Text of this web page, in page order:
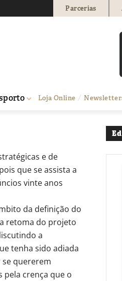
Parcerias
Loja Online
e de
que se assista a
vinte anos
da definição do
retoma do projeto
a
tenha sido adiada
quererem
crença que o